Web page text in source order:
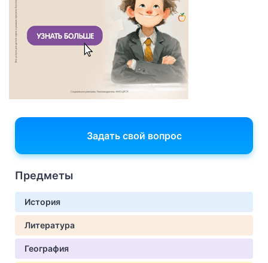
Задать свой вопрос
Предметы
История
Литература
География